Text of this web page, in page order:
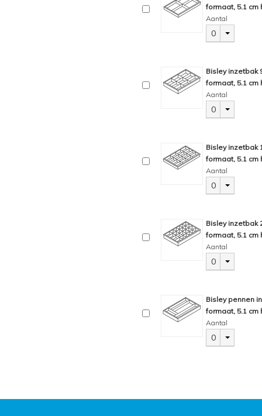
formaat, 5.1 cm
Aantal
0
Bisley inzetbak
formaat, 5.1 cm
Aantal
0
Bisley inzetbak
formaat, 5.1 cm
Aantal
0
Bisley inzetbak
formaat, 5.1 cm
Aantal
0
Bisley pennen
formaat, 5.1 cm
Aantal
0